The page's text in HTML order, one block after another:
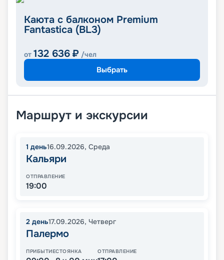
Каюта с балконом Premium
Fantastica (BL3)
от 132 636 ₽ /чел
Выбрать
Маршрут и экскурсии
1 день16.09.2026, Среда
Кальяри
ОТПРАВЛЕНИЕ
19:00
2 день17.09.2026, Четверг
Палермо
ПРИБЫТИЕСТОЯНКА ОТПРАВЛЕНИЕ